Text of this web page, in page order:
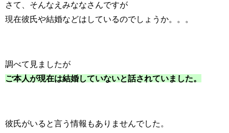
さて、そんなえみななさんですが
現在彼氏や結婚などはしているのでしょうか。。。
調べて見ましたが
ご本人が現在は結婚していないと話されていました。
彼氏がいると言う情報もありませんでした。